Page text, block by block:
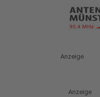
Anzeige
Anzeige